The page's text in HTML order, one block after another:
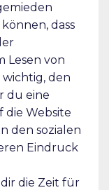
dass
Lesen von
den
du eine
die Website
den sozialen
Eindruck
die Zeit für